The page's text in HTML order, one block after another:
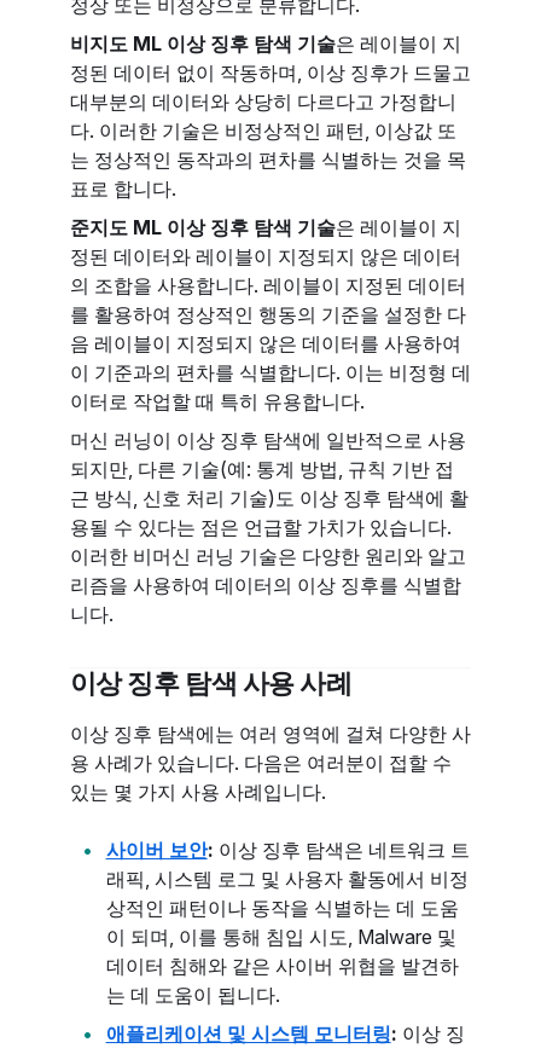
비지도 ML 이상 징후 탐색 기술은 레이블이 지
정된 데이터 없이 작동하며, 이상 징후가 드물고
대부분의 데이터와 상당히 다르다고 가정합니
다. 이러한 기술은 비정상적인 패턴, 이상값 또
는 정상적인 동작과의 편차를 식별하는 것을 목
표로 합니다.
준지도 ML 이상 징후 탐색 기술은 레이블이 지
정된 데이터와 레이블이 지정되지 않은 데이터
의 조합을 사용합니다. 레이블이 지정된 데이터
를 활용하여 정상적인 행동의 기준을 설정한 다
음 레이블이 지정되지 않은 데이터를 사용하여
이 기준과의 편차를 식별합니다. 이는 비정형 데
이터로 작업할 때 특히 유용합니다.
머신 러닝이 이상 징후 탐색에 일반적으로 사용
되지만, 다른 기술(예: 통계 방법, 규칙 기반 접
근 방식, 신호 처리 기술)도 이상 징후 탐색에 활
용될 수 있다는 점은 언급할 가치가 있습니다.
이러한 비머신 러닝 기술은 다양한 원리와 알고
리즘을 사용하여 데이터의 이상 징후를 식별합
니다.
이상 징후 탐색 사용 사례
이상 징후 탐색에는 여러 영역에 걸쳐 다양한 사
용 사례가 있습니다. 다음은 여러분이 접할 수
있는 몇 가지 사용 사례입니다.
사이버 보안: 이상 징후 탐색은 네트워크 트
래픽, 시스템 로그 및 사용자 활동에서 비정
상적인 패턴이나 동작을 식별하는 데 도움
이 되며, 이를 통해 침입 시도, Malware 및
데이터 침해와 같은 사이버 위협을 발견하
는 데 도움이 됩니다.
애플리케이션 및 시스템 모니터링: 이상 징